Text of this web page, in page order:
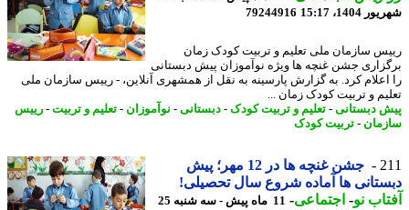
15:17
79244916
سازمان ملی تعلیم و تربیت کودک زمان
جشن غنچه ها ویژه نوآموزان پیش دبستانی
کرد. به گزارش پارسینه به نقل از همشهری آنلاین، - رییس سازمان ملی
و تربیت کودک زمان ...
دبستانی-تعلیم و تربیت کودک-دبستانی-نوآموزان- تعلیم و تربیت -رییس
-تربیت کودک
جشن غنچه ها در 12 مهر؛ پیش
ها آماده شروع سال تحصیلی!
نو- اجتماعی-
11 ماه پیش - سه شنبه 25